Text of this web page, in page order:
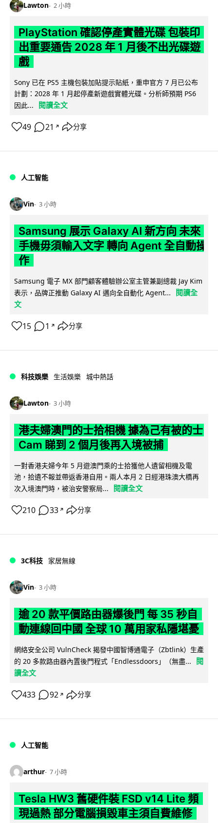
Lawton 2 小時
PlayStation 確認停產實體光碟 包裝印
出重要通告 2028 年 1 月後不出光碟遊
戲
Sony 已在 PS5 主機包裝加貼提示貼紙，重申官方 7 月已公布
計劃：2028 年 1 月起停產新遊戲實體光碟。分析師預期 PS6
因此...
閱讀全文
49 21 ↗ 分享
人工智能
Vin 3 小時
Samsung 展示 Galaxy AI 新方向 未來
手機毋須輸入文字 轉向 Agent 全自動操
作
Samsung 電子 MX 部門顧客體驗辦公室主管兼副總裁 Jay Kim
表示，品牌正推動 Galaxy AI 邁向全自動化 Agent...
閱讀全
文
15 1 ↗ 分享
科技娛樂 生活娛樂 城中熱話
Lawton 3 小時
港夫婦澳門的士拾相機 據為己有被的士
Cam 睇到 2 個月後再入境被捕
一對香港夫婦今年 5 月遊澳門乘的士拾獲他人遺留相機及電
池，拾遺不報並帶返香港自用。兩人本月 2 日經港珠澳大橋再
次入境澳門時，被治安警察局...
閱讀全文
210 33 ↗ 分享
3C科技 家居無線
Vin 3 小時
逾 20 款平價路由器爆後門 每 35 秒自
動連線回中國 全球 10 萬用家私隱堪憂
網絡安全公司 VulnCheck 揭發中國智博通電子（Zbtlink）生產
的 20 多款路由器內置後門程式「Endlessdoors」（無盡...
閱
讀全文
433 92 ↗ 分享
人工智能
arthur 7 小時
Tesla HW3 舊硬件裝 FSD v14 Lite 頻
現過熱 部分電腦損毀車主須自費維修